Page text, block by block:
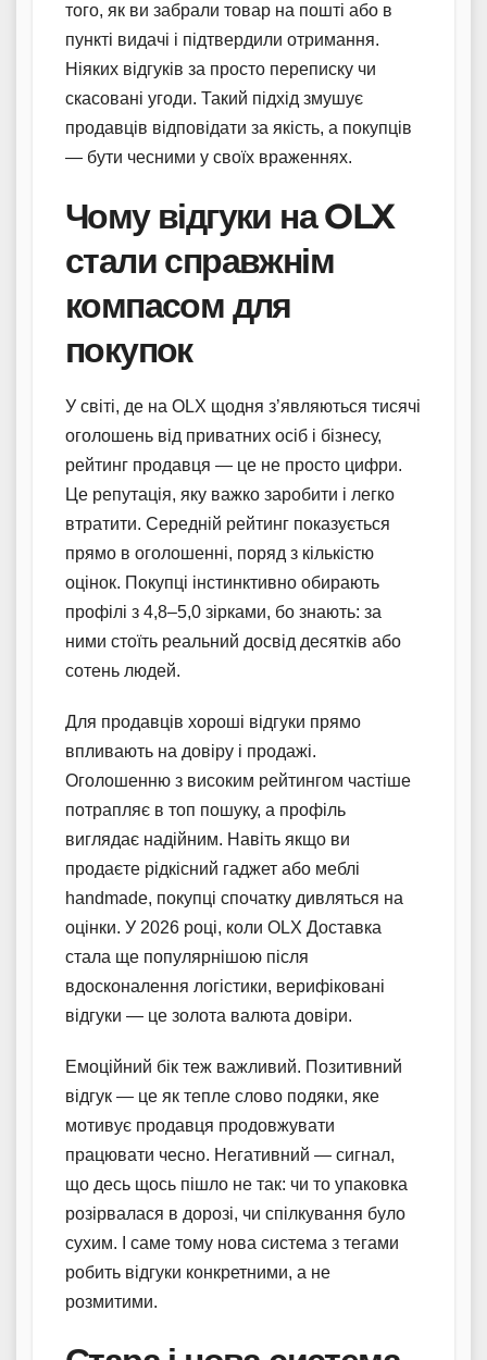
того, як ви забрали товар на пошті або в
пункті видачі і підтвердили отримання.
Ніяких відгуків за просто переписку чи
скасовані угоди. Такий підхід змушує
продавців відповідати за якість, а покупців
— бути чесними у своїх враженнях.
Чому відгуки на OLX
стали справжнім
компасом для
покупок
У світі, де на OLX щодня з’являються тисячі
оголошень від приватних осіб і бізнесу,
рейтинг продавця — це не просто цифри.
Це репутація, яку важко заробити і легко
втратити. Середній рейтинг показується
прямо в оголошенні, поряд з кількістю
оцінок. Покупці інстинктивно обирають
профілі з 4,8–5,0 зірками, бо знають: за
ними стоїть реальний досвід десятків або
сотень людей.
Для продавців хороші відгуки прямо
впливають на довіру і продажі.
Оголошенню з високим рейтингом частіше
потрапляє в топ пошуку, а профіль
виглядає надійним. Навіть якщо ви
продаєте рідкісний гаджет або меблі
handmade, покупці спочатку дивляться на
оцінки. У 2026 році, коли OLX Доставка
стала ще популярнішою після
вдосконалення логістики, верифіковані
відгуки — це золота валюта довіри.
Емоційний бік теж важливий. Позитивний
відгук — це як тепле слово подяки, яке
мотивує продавця продовжувати
працювати чесно. Негативний — сигнал,
що десь щось пішло не так: чи то упаковка
розірвалася в дорозі, чи спілкування було
сухим. І саме тому нова система з тегами
робить відгуки конкретними, а не
розмитими.